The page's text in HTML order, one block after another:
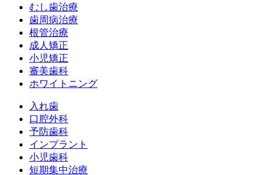
むし歯治療
歯周病治療
根管治療
成人矯正
小児矯正
審美歯科
ホワイトニング
入れ歯
口腔外科
予防歯科
インプラント
小児歯科
短期集中治療